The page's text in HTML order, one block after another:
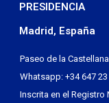
PRESIDENCIA
Madrid, España
Paseo de la Castellana
Whatsapp: +34 647 23
Inscrita en el Registro